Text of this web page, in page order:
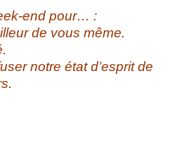
end pour… :
de vous même.
notre état d’esprit de